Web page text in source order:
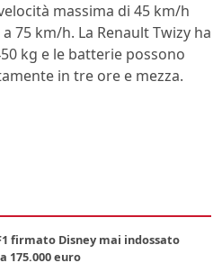
massima di 45 km/h
75 km/h. La Renault Twizy ha
kg e le batterie possono
in tre ore e mezza.
firmato Disney mai indossato
175.000 euro